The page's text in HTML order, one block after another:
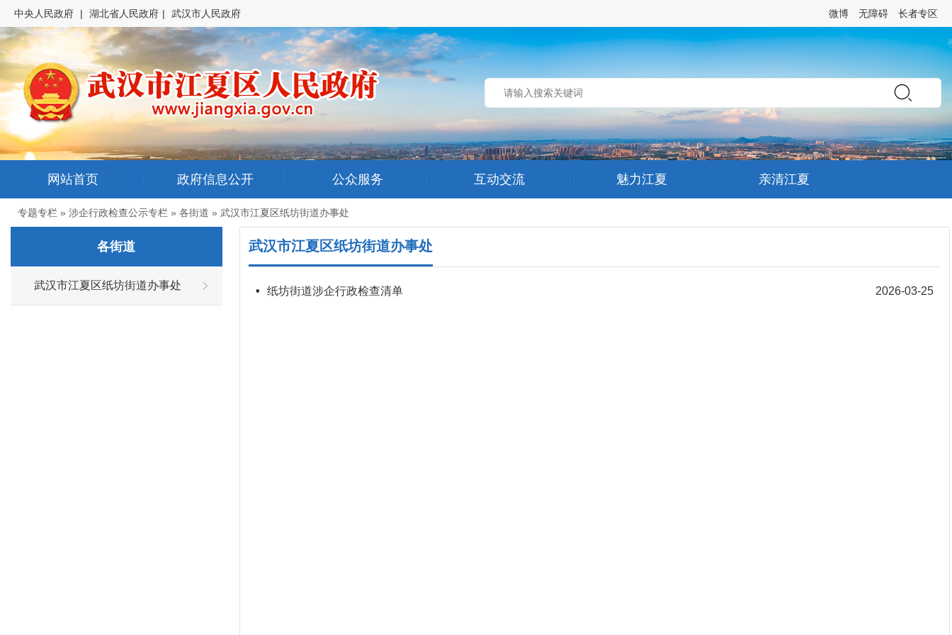
中央人民政府 | 湖北省人民政府 | 武汉市人民政府 微博 无障碍 长者专区
网站首页 政府信息公开 公众服务 互动交流 魅力江夏 亲清江夏
专题专栏 » 涉企行政检查公示专栏 » 各街道 » 武汉市江夏区纸坊街道办事处
各街道
武汉市江夏区纸坊街道办事处
武汉市江夏区纸坊街道办事处
2026-03-25
• 纸坊街道涉企行政检查清单